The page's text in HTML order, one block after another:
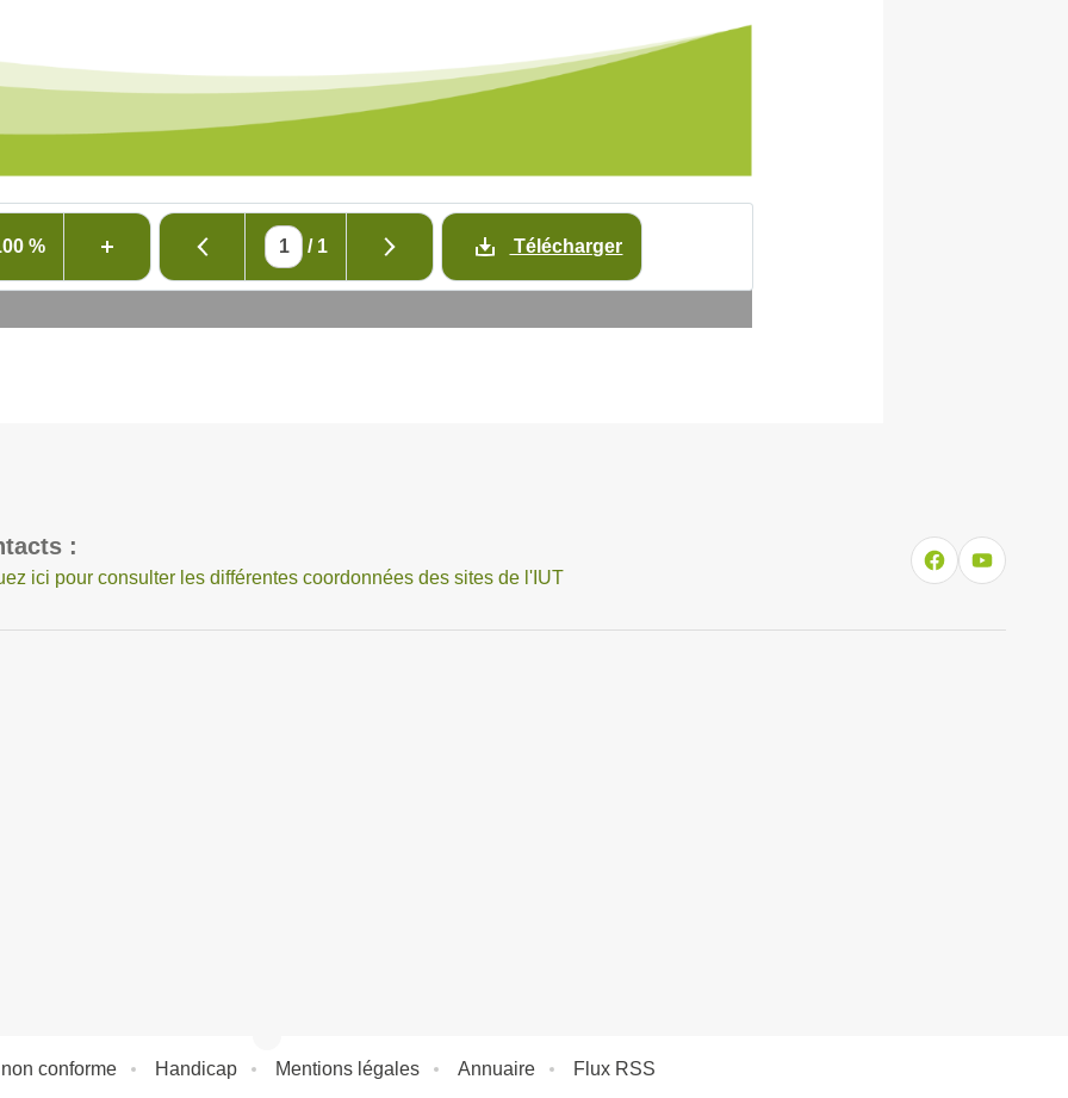
% / 1 Télécharger
:
ici pour consulter les différentes coordonnées des sites de l'IUT
conforme Handicap Mentions légales Annuaire Flux RSS